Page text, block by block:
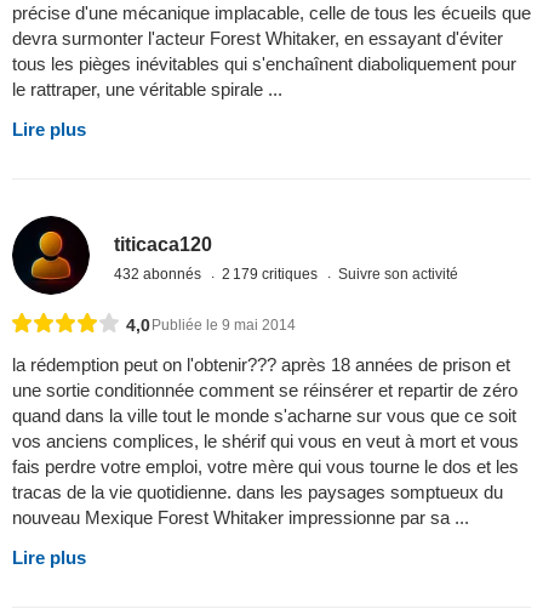
précise d'une mécanique implacable, celle de tous les écueils que
devra surmonter l'acteur Forest Whitaker, en essayant d'éviter
tous les pièges inévitables qui s'enchaînent diaboliquement pour
le rattraper, une véritable spirale ...
Lire plus
titicaca120
432 abonnés 2 179 critiques Suivre son activité
4,0Publiée le 9 mai 2014
la rédemption peut on l'obtenir??? après 18 années de prison et
une sortie conditionnée comment se réinsérer et repartir de zéro
quand dans la ville tout le monde s'acharne sur vous que ce soit
vos anciens complices, le shérif qui vous en veut à mort et vous
fais perdre votre emploi, votre mère qui vous tourne le dos et les
tracas de la vie quotidienne. dans les paysages somptueux du
nouveau Mexique Forest Whitaker impressionne par sa ...
Lire plus